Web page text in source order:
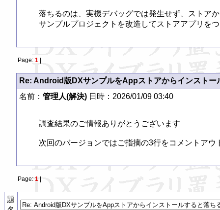
落ちるのは、実機デバッグでは発生せず、ストア
Page: 1|
Re: Android版DXサンプルをAppストアからインストー
名前： 管理人(解決)日時：2026/01/09 03:40
調査結果のご情報ありがとうございます
次回のバージョンではご指摘の3行をコメントア
Page: 1|
題